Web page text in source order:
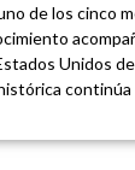
de los cinco
Unidos